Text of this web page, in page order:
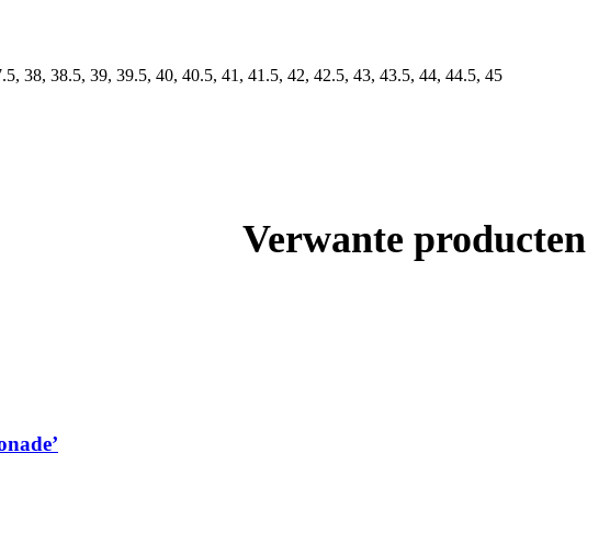
38, 38.5, 39, 39.5, 40, 40.5, 41, 41.5, 42, 42.5, 43, 43.5, 44, 44.5, 45
Verwante producten